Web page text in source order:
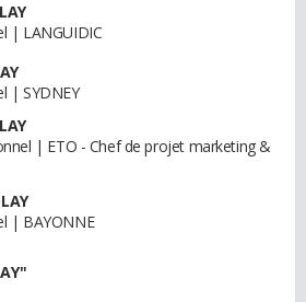
| LANGUIDIC
| SYDNEY
| ETO - Chef de projet marketing &
| BAYONNE